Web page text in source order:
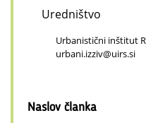
Uredništvo
Urbanistični inštitut
urbani.izziv@uirs.si
Naslov članka